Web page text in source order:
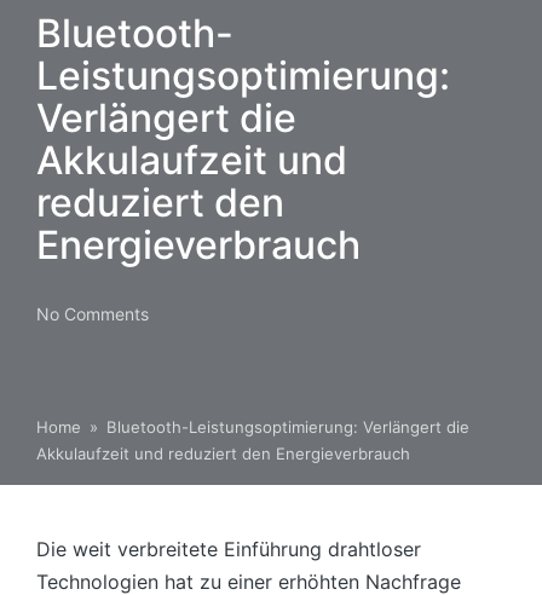
Bluetooth-
Leistungsoptimierung:
Verlängert die
Akkulaufzeit und
reduziert den
Energieverbrauch
No Comments
Home » Bluetooth-Leistungsoptimierung: Verlängert die
Akkulaufzeit und reduziert den Energieverbrauch
Die weit verbreitete Einführung drahtloser
Technologien hat zu einer erhöhten Nachfrage